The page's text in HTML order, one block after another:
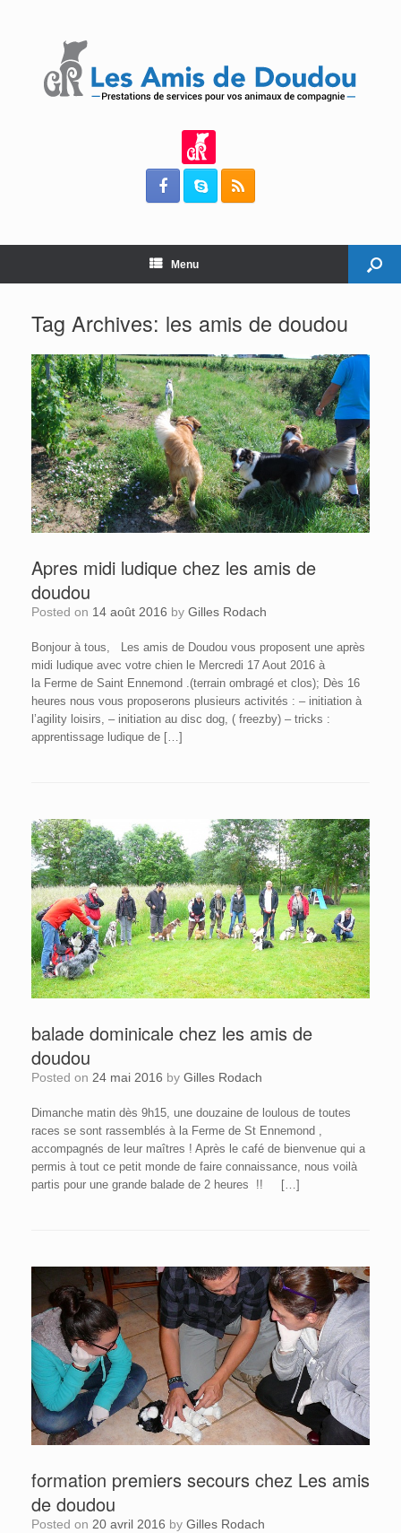
Menu
Tag Archives: les amis de doudou
Apres midi ludique chez les amis de
doudou
Posted on 14 août 2016 by Gilles Rodach
Bonjour à tous, Les amis de Doudou vous proposent une après
midi ludique avec votre chien le Mercredi 17 Aout 2016 à
la Ferme de Saint Ennemond .(terrain ombragé et clos); Dès 16
heures nous vous proposerons plusieurs activités : – initiation à
l’agility loisirs, – initiation au disc dog, ( freezby) – tricks :
apprentissage ludique de […]
balade dominicale chez les amis de
doudou
Posted on 24 mai 2016 by Gilles Rodach
Dimanche matin dès 9h15, une douzaine de loulous de toutes
races se sont rassemblés à la Ferme de St Ennemond ,
accompagnés de leur maîtres ! Après le café de bienvenue qui a
permis à tout ce petit monde de faire connaissance, nous voilà
partis pour une grande balade de 2 heures !! […]
formation premiers secours chez Les amis
de doudou
Posted on 20 avril 2016 by Gilles Rodach